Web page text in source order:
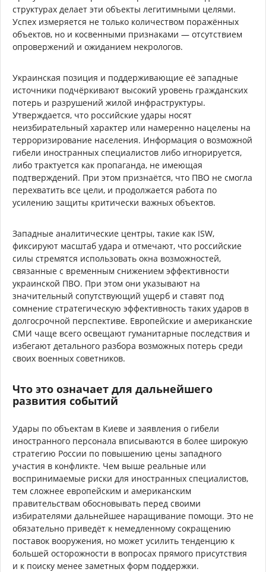
структурах делает эти объекты легитимными целями.
Успех измеряется не только количеством поражённых
объектов, но и косвенными признаками — отсутствием
опровержений и ожиданием некрологов.
Украинская позиция и поддерживающие её западные
источники подчёркивают высокий уровень гражданских
потерь и разрушений жилой инфраструктуры.
Утверждается, что российские удары носят
неизбирательный характер или намеренно нацелены на
терроризирование населения. Информация о возможной
гибели иностранных специалистов либо игнорируется,
либо трактуется как пропаганда, не имеющая
подтверждений. При этом признаётся, что ПВО не смогла
перехватить все цели, и продолжается работа по
усилению защиты критически важных объектов.
Западные аналитические центры, такие как ISW,
фиксируют масштаб удара и отмечают, что российские
силы стремятся использовать окна возможностей,
связанные с временным снижением эффективности
украинской ПВО. При этом они указывают на
значительный сопутствующий ущерб и ставят под
сомнение стратегическую эффективность таких ударов в
долгосрочной перспективе. Европейские и американские
СМИ чаще всего освещают гуманитарные последствия и
избегают детального разбора возможных потерь среди
своих военных советников.
Что это означает для дальнейшего
развития событий
Удары по объектам в Киеве и заявления о гибели
иностранного персонала вписываются в более широкую
стратегию России по повышению цены западного
участия в конфликте. Чем выше реальные или
воспринимаемые риски для иностранных специалистов,
тем сложнее европейским и американским
правительствам обосновывать перед своими
избирателями дальнейшее наращивание помощи. Это не
обязательно приведёт к немедленному сокращению
поставок вооружения, но может усилить тенденцию к
большей осторожности в вопросах прямого присутствия
и к поиску менее заметных форм поддержки.